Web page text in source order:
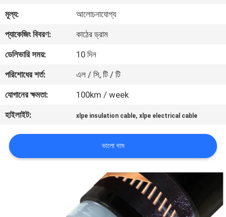
কারখানা
ভ্রমণ
মান
আমাদের
সাথে
যোগাযোগ
মূল্য:
আলোচনাযোগ্য
প্যাকেজিং বিবরণ:
কাঠের ড্রাম
ডেলিভারি সময়:
10 দিন
পরিশোধের শর্ত:
এল / সি, টি / টি
যোগানের ক্ষমতা:
100km / week
হাইলাইট:
xlpe insulation cable,xlpe electrical cable
ভালো দাম